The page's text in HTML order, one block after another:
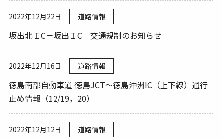
2022年12月22日 道路情報
坂出北ＩC－坂出ＩC 交通規制のお知らせ
2022年12月16日 道路情報
徳島南部自動車道 徳島JCT～徳島沖洲IC（上下線）通行
止め情報（12/19，20）
2022年12月12日 道路情報